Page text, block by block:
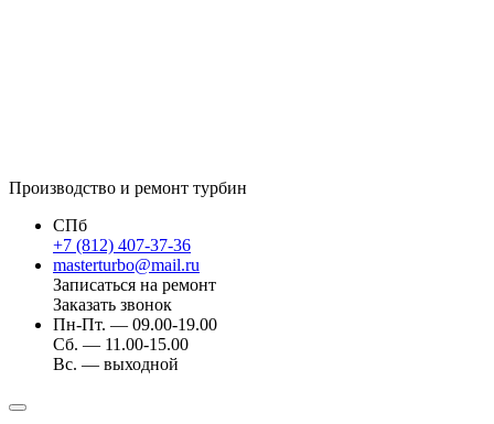
Производство и ремонт турбин
СПб
+7 (812) 407-37-36
masterturbo@mail.ru
Записаться на ремонт
Заказать звонок
Пн-Пт. — 09.00-19.00
Сб. — 11.00-15.00
Вс. — выходной